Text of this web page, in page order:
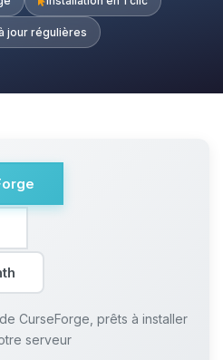
jour régulières
CurseForge, prêts à installer
serveur